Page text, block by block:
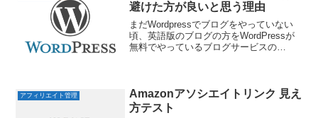
避けた方が良いと思う理由
まだWordpressでブログをやっていない
頃、英語版のブログの方をWordPressが
無料でやっているブログサービスの
アフィリエイト管理
Amazonアソシエイトリンク 見え
方テスト